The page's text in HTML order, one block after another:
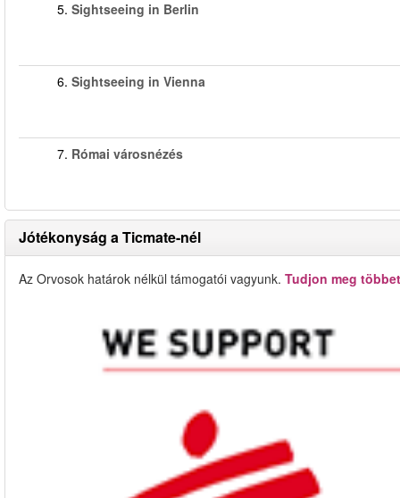
5. Sightseeing in Berlin
6. Sightseeing in Vienna
7. Római városnézés
Jótékonyság a Ticmate-nél
Az Orvosok határok nélkül támogatói vagyunk. Tudjon meg